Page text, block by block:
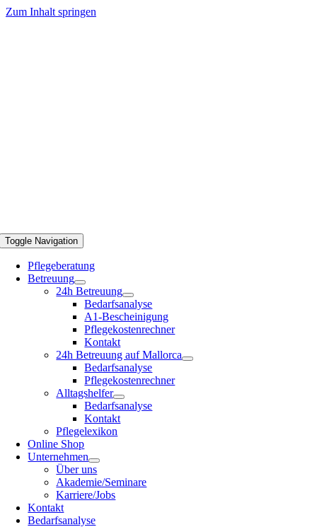
Zum Inhalt springen
Toggle Navigation
Pflegeberatung
Betreuung
24h Betreuung
Bedarfsanalyse
A1-Bescheinigung
Pflegekostenrechner
Kontakt
24h Betreuung auf Mallorca
Bedarfsanalyse
Pflegekostenrechner
Alltagshelfer
Bedarfsanalyse
Kontakt
Pflegelexikon
Online Shop
Unternehmen
Über uns
Akademie/Seminare
Karriere/Jobs
Kontakt
Bedarfsanalyse